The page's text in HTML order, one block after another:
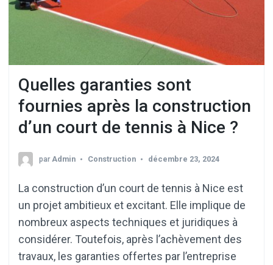
Quelles garanties sont
fournies après la construction
d’un court de tennis à Nice ?
par Admin Construction décembre 23, 2024
La construction d’un court de tennis à Nice est
un projet ambitieux et excitant. Elle implique de
nombreux aspects techniques et juridiques à
considérer. Toutefois, après l’achèvement des
travaux, les garanties offertes par l’entreprise